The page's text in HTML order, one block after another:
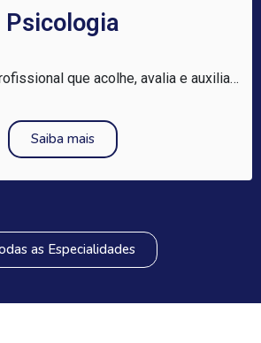
Psicologia
que acolhe, avalia e auxilia…
Saiba mais
as Especialidades